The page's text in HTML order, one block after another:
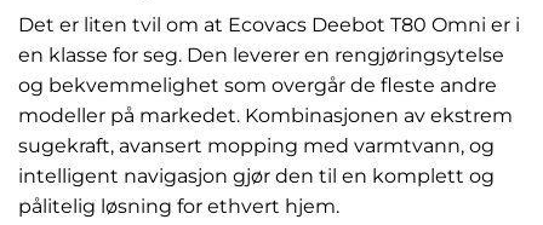
Det er liten tvil om at Ecovacs Deebot T80 Omni er i
en klasse for seg. Den leverer en rengjøringsytelse
og bekvemmelighet som overgår de fleste andre
modeller på markedet. Kombinasjonen av ekstrem
sugekraft, avansert mopping med varmtvann, og
intelligent navigasjon gjør den til en komplett og
pålitelig løsning for ethvert hjem.